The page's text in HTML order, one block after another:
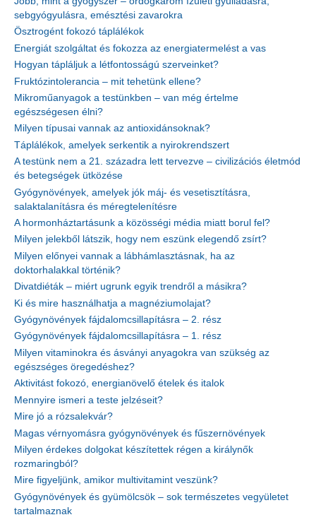
sebgyógyulásra, emésztési zavarokra
Ösztrogént fokozó táplálékok
Energiát szolgáltat és fokozza az energiatermelést a vas
Hogyan tápláljuk a létfontosságú szerveinket?
Fruktózintolerancia – mit tehetünk ellene?
Mikroműanyagok a testünkben – van még értelme
egészségesen élni?
Milyen típusai vannak az antioxidánsoknak?
Táplálékok, amelyek serkentik a nyirokrendszert
A testünk nem a 21. századra lett tervezve – civilizációs életmód
és betegségek ütközése
Gyógynövények, amelyek jók máj- és vesetisztításra,
salaktalanításra és méregtelenítésre
A hormonháztartásunk a közösségi média miatt borul fel?
Milyen jelekből látszik, hogy nem eszünk elegendő zsírt?
Milyen előnyei vannak a lábhámlasztásnak, ha az
doktorhalakkal történik?
Divatdiéták – miért ugrunk egyik trendről a másikra?
Ki és mire használhatja a magnéziumolajat?
Gyógynövények fájdalomcsillapításra – 2. rész
Gyógynövények fájdalomcsillapításra – 1. rész
Milyen vitaminokra és ásványi anyagokra van szükség az
egészséges öregedéshez?
Aktivitást fokozó, energianövelő ételek és italok
Mennyire ismeri a teste jelzéseit?
Mire jó a rózsalekvár?
Magas vérnyomásra gyógynövények és fűszernövények
Milyen érdekes dolgokat készítettek régen a királynők
rozmaringból?
Mire figyeljünk, amikor multivitamint veszünk?
Gyógynövények és gyümölcsök – sok természetes vegyületet
tartalmaznak